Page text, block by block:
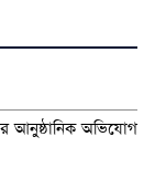
আনুষ্ঠানিক অভিযোগ